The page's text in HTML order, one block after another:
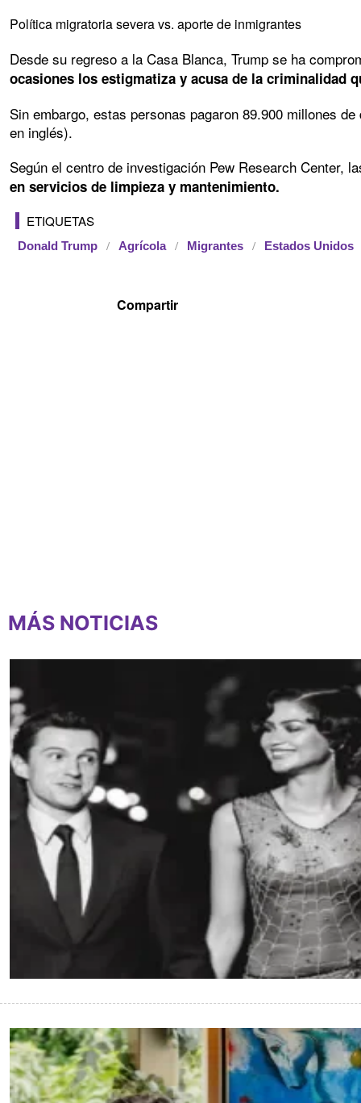
Política migratoria severa vs. aporte de inmigrantes
Desde su regreso a la Casa Blanca, Trump se ha
ocasiones los estigmatiza y acusa de la criminalidad
Sin embargo, estas personas pagaron 89.900 millones
en inglés).
Según el centro de investigación Pew Research Center,
en servicios de limpieza y mantenimiento.
ETIQUETAS
Donald Trump Agrícola Migrantes Estados Unidos
MÁS NOTICIAS